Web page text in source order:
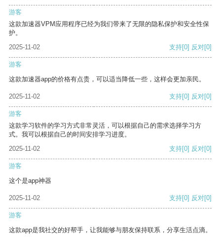
游客
这款加速器VPM应用程序已经为我们带来了无限的隐私保护和安全性保
护。
2025-11-02
支持[0] 反对[0]
游客
这款加速器app的价格有点贵，可以适当降低一些，这样会更加亲民。
2025-11-02 支持[0] 反对[0]
游客
这款学习软件的学习方式非常灵活，可以根据自己的需求选择学习方
式。我可以根据自己的时间安排学习进度。
2025-11-02
支持[0] 反对[0]
游客
这个是app神器
2025-11-02 支持[0] 反对[0]
游客
这款app是我社交的好帮手，让我能够与朋友保持联系，分享生活点滴。